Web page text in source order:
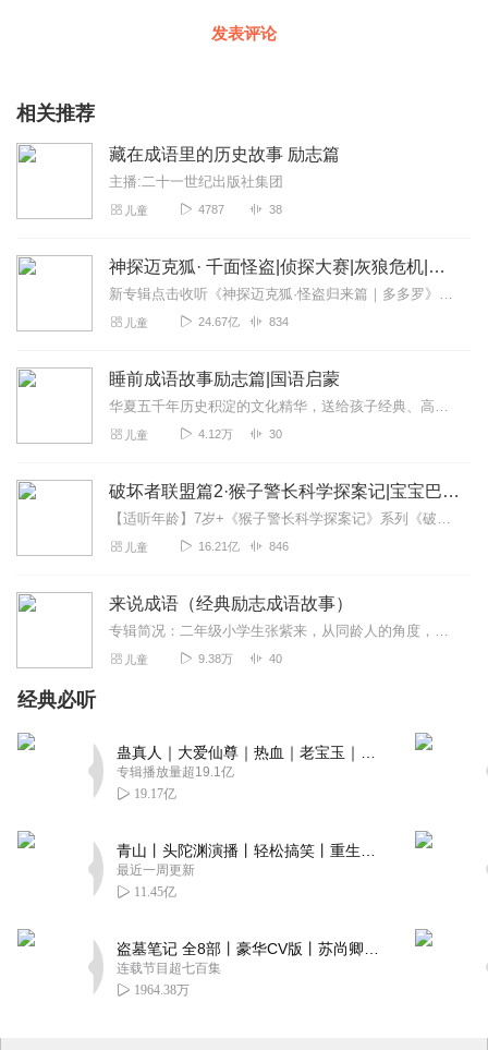
发表评论
相关推荐
藏在成语里的历史故事 励志篇
主播:二十一世纪出版社集团
儿童 4787 38
神探迈克狐· 千面怪盗|侦探大赛|灰狼危机|多多罗
新专辑点击收听《神探迈克狐·怪盗归来篇｜多多罗》！！！>>>点击进入主播橱窗购买《神探迈克狐》系列图书吧!<<<多多罗故事【点击前往】收听多多罗其他好玩有趣的故...
儿童 24.67亿 834
睡前成语故事励志篇|国语启蒙
华夏五千年历史积淀的文化精华，送给孩子经典、高贵的智慧。...
儿童 4.12万 30
破坏者联盟篇2·猴子警长科学探案记|宝宝巴士故事
【适听年龄】7岁+《猴子警长科学探案记》系列《破坏者联盟篇1·猴子警长科学探案记》>>>《破坏者联盟篇2·猴子警长科学探案记》>>>《破坏者联盟篇3·猴子警长科...
儿童 16.21亿 846
来说成语（经典励志成语故事）
专辑简况：二年级小学生张紫来，从同龄人的角度，为小伙伴们讲述与学习和成长密切关联的经典励志成语故事。全集汇集了40个成语故事，每篇都从脍炙人口的经典故事中徐徐...
儿童 9.38万 40
经典必听
专辑播放量超19.1亿
19.17亿
最近一周更新
11.45亿
连载节目超七百集
1964.38万